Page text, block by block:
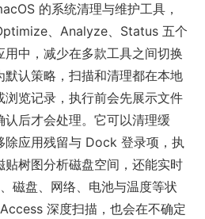
的系统清理与维护工具，
、Analyze、Status 五个
中，减少在多款工具之间切换
默认策略，扫描和清理都在本地
浏览记录，执行前会先展示文件
后才会处理。它可以清理缓
除应用残留与 Dock 登录项，执
树图分析磁盘空间，还能实时
磁盘、网络、电池与温度等状
深度扫描，也会在不确定